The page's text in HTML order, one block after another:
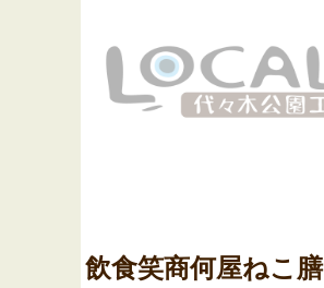
飲食笑商何屋ねこ膳